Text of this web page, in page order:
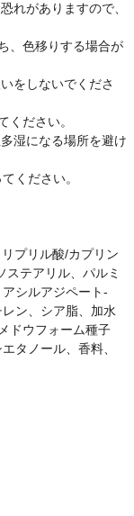
れがありますので、
、色移りする場合が
をしないでくださ
ください。
湿になる場所を避け
ください。
プリル酸/カプリン
テアリル、パルミ
シルアジペート-
ン、シア脂、加水
ドウフォーム種子
タノール、香料、